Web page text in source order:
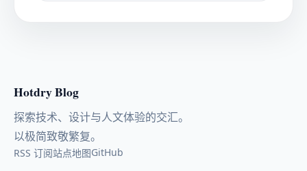
Hotdry Blog
探索技术、设计与人文体验的交汇。
以极简致敬繁复。
RSS 订阅站点地图GitHub